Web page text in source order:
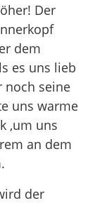
Der
dem
es uns lieb
noch seine
uns warme
,um uns
an dem
der